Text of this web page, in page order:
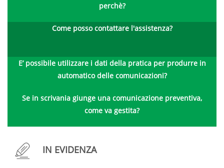
perchè?
Come posso contattare l'assistenza?
E’ possibile utilizzare i dati della pratica per produrre in
automatico delle comunicazioni?
Se in scrivania giunge una comunicazione preventiva,
come va gestita?
IN EVIDENZA